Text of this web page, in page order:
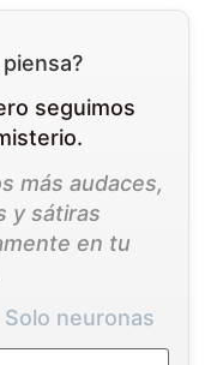
seguimos
más audaces,
y sátiras
en tu
neuronas